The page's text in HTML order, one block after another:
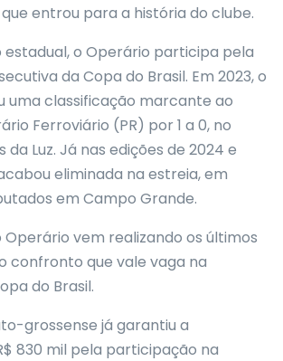
entrou para a história do clube.
o Operário participa pela
da Copa do Brasil. Em 2023, o
uma classificação marcante ao
Ferroviário (PR) por 1 a 0, no
da Luz. Já nas edições de 2024 e
eliminada na estreia, em
em Campo Grande.
Operário vem realizando os últimos
confronto que vale vaga na
do Brasil.
grossense já garantiu a
830 mil pela participação na